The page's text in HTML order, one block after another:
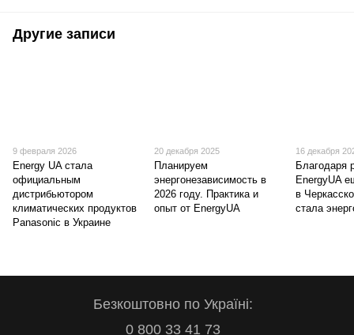
Другие записи
9 февраля 2026
Energy UA стала
официальным
дистрибьютором
климатических продуктов
Panasonic в Украине
20 декабря 2025
Планируем
энергонезависимость в
2026 году. Практика и
опыт от EnergyUA
16 декабря
Благодаря
EnergyUA
в
стала
Безкоштовно по Україні:
0 800 33 41 73